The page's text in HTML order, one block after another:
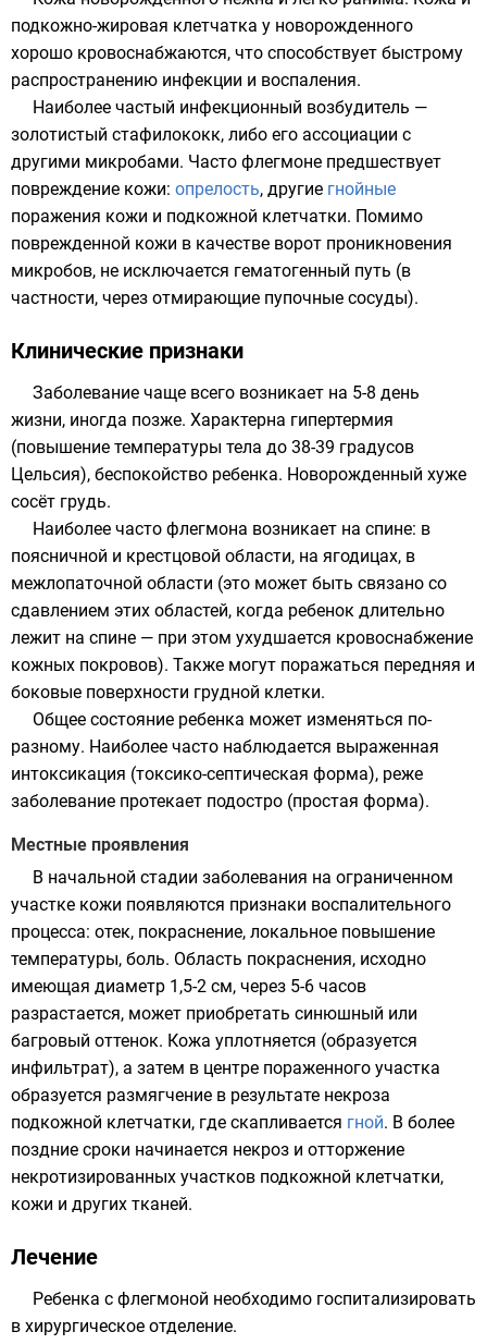
подкожно-жировая клетчатка у новорожденного
хорошо кровоснабжаются, что способствует быстрому
распространению инфекции и воспаления.
Наиболее частый инфекционный возбудитель —
золотистый стафилококк, либо его ассоциации с
другими микробами. Часто флегмоне предшествует
повреждение кожи: опрелость, другие гнойные
поражения кожи и подкожной клетчатки. Помимо
поврежденной кожи в качестве ворот проникновения
микробов, не исключается гематогенный путь (в
частности, через отмирающие пупочные сосуды).
Клинические признаки
Заболевание чаще всего возникает на 5-8 день
жизни, иногда позже. Характерна гипертермия
(повышение температуры тела до 38-39 градусов
Цельсия), беспокойство ребенка. Новорожденный хуже
сосёт грудь.
Наиболее часто флегмона возникает на спине: в
поясничной и крестцовой области, на ягодицах, в
межлопаточной области (это может быть связано со
сдавлением этих областей, когда ребенок длительно
лежит на спине — при этом ухудшается кровоснабжение
кожных покровов). Также могут поражаться передняя и
боковые поверхности грудной клетки.
Общее состояние ребенка может изменяться по-
разному. Наиболее часто наблюдается выраженная
интоксикация (токсико-септическая форма), реже
заболевание протекает подостро (простая форма).
Местные проявления
В начальной стадии заболевания на ограниченном
участке кожи появляются признаки воспалительного
процесса: отек, покраснение, локальное повышение
температуры, боль. Область покраснения, исходно
имеющая диаметр 1,5-2 см, через 5-6 часов
разрастается, может приобретать синюшный или
багровый оттенок. Кожа уплотняется (образуется
инфильтрат), а затем в центре пораженного участка
образуется размягчение в результате некроза
подкожной клетчатки, где скапливается гной. В более
поздние сроки начинается некроз и отторжение
некротизированных участков подкожной клетчатки,
кожи и других тканей.
Лечение
Ребенка с флегмоной необходимо госпитализировать
в хирургическое отделение.